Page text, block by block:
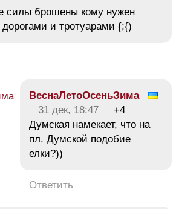
силы брошены кому нужен
и тротуарами {;{)
ВеснаЛетоОсеньЗима
31 дек, 18:47
+4
Думская намекает, что на
пл. Думской подобие
елки?))
Ответить